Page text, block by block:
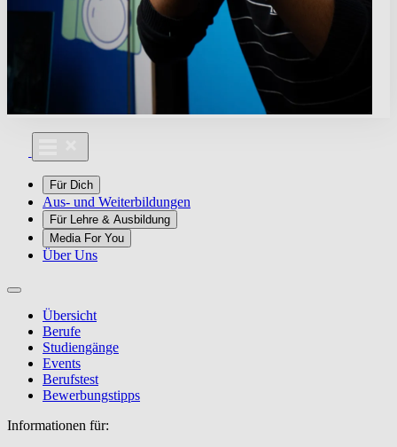
Für Dich
Aus- und Weiterbildungen
Für Lehre & Ausbildung
Media For You
Über Uns
Übersicht
Berufe
Studiengänge
Events
Berufstest
Bewerbungstipps
Informationen für: